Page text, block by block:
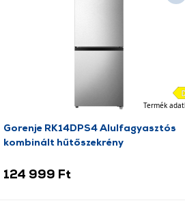
Termék
Gorenje RK14DPS4 Alulfagyasztós
kombinált hűtőszekrény
124 999 Ft